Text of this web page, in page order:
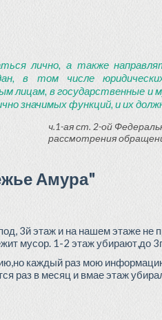
лично, а также
в том числе
лицам, в государственные и
значимых функций, и их
ч.1-ая ст. 2-ой
рассмотрения
Амура"
3й этаж и на нашем этаже не
мусор. 1-2 этаж убирают,до
каждый раз мою
раз в месяц и вмае этаж